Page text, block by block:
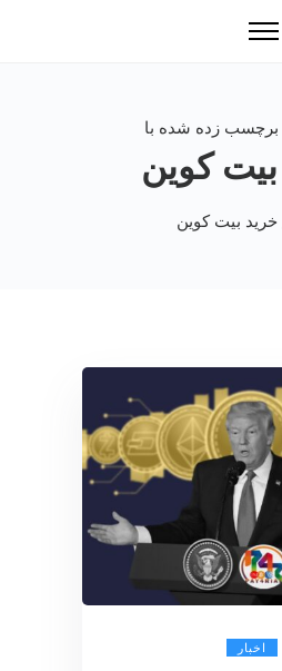
برچسب زده شده با
کوین
بیت کوین
اخبار